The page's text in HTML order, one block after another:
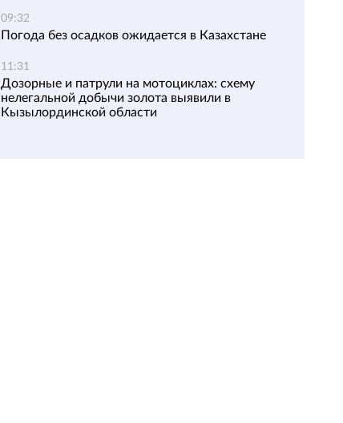
09:32
Погода без осадков ожидается в Казахстане
11:31
Дозорные и патрули на мотоциклах: схему
нелегальной добычи золота выявили в
Кызылординской области